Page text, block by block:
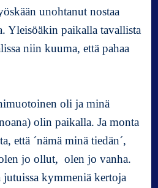
i
unohtanut nostaa
Yleisöäkin paikalla tavallista
niin kuuma, että pahaa
oli ja minä
olin paikalla. Ja monta
että ´nämä minä tiedän´,
jo ollut, olen jo vanha.
kymmeniä kertoja